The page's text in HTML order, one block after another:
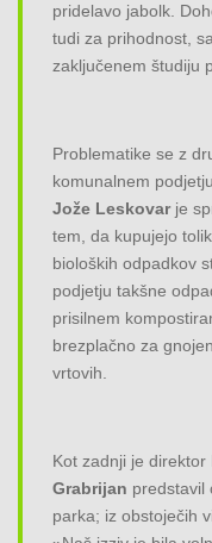
pridelavo jabolk.
tudi za prihodnost,
zaključenem študiju
Problematike se z
komunalnem
Jože Leskovarje
tem, da kupujejo
bioloških odpadkov
podjetju takšne
prisilnem
brezplačno za
vrtovih.
Kot zadnji je
Grabrijan predstavil
parka; iz obstoječih